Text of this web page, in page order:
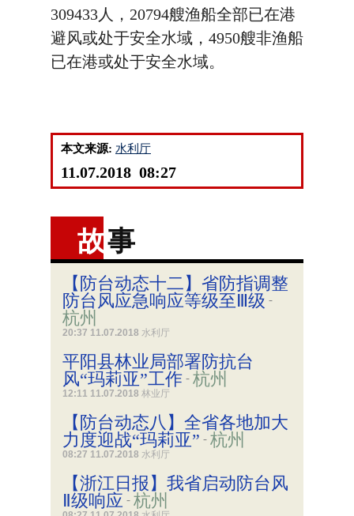
309433人，20794艘渔船全部已在港
避风或处于安全水域，4950艘非渔船
已在港或处于安全水域。
本文来源: 水利厅
11.07.2018 08:27
故事
【防台动态十二】省防指调整
防台风应急响应等级至Ⅲ级 -
杭州
20:37 11.07.2018 水利厅
平阳县林业局部署防抗台
风“玛莉亚”工作 - 杭州
12:11 11.07.2018 林业厅
【防台动态八】全省各地加大
力度迎战“玛莉亚” - 杭州
08:27 11.07.2018 水利厅
【浙江日报】我省启动防台风
Ⅱ级响应 - 杭州